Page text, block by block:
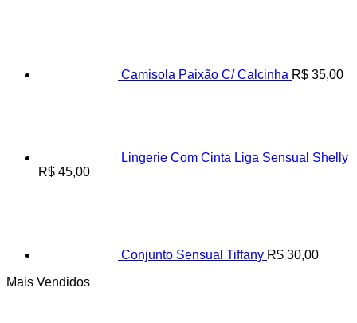
Camisola Paixão C/ Calcinha R$ 35,00
Lingerie Com Cinta Liga Sensual Shelly
R$ 45,00
Conjunto Sensual Tiffany R$ 30,00
Mais Vendidos